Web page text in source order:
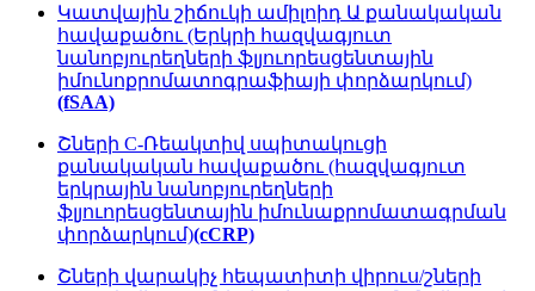
Կատվային շիճուկի ամիլոիդ Ա քանակական
հավաքածու (Երկրի հազվագյուտ
նանոբյուրեղների ֆլյուորեսցենտային
իմունոքրոմատոգրաֆիայի փորձարկում)
(fSAA)
Շների C-Ռեակտիվ սպիտակուցի
քանակական հավաքածու (հազվագյուտ
երկրային նանոբյուրեղների
ֆլյուորեսցենտային իմունաքրոմատագրման
փորձարկում)(cCRP)
Շների վարակիչ հեպատիտի վիրուս/շների